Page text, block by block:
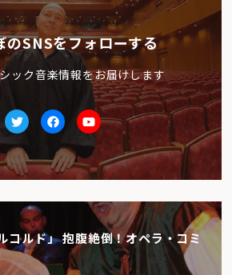
のSNSをフォローする
ック音楽情報をお届けします
TwitterfacebookYoutube
コルド」 抱腹絶倒！オペラ・コミ